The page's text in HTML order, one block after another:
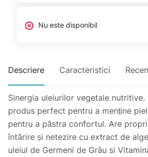
Nu este disponibil
Descriere Caracteristici
Sinergia uleiurilor vegetale
produs perfect pentru a menține
pentru a păstra confortul. Are
întărire și netezire cu extract de
uleiul de Germeni de Grâu si